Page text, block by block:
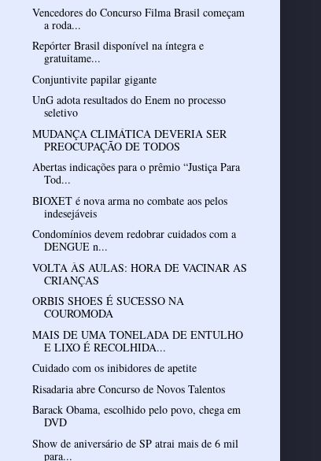
Vencedores do Concurso Filma Brasil começam
a roda...
Repórter Brasil disponível na íntegra e
gratuitame...
Conjuntivite papilar gigante
UnG adota resultados do Enem no processo
seletivo
MUDANÇA CLIMÁTICA DEVERIA SER
PREOCUPAÇÃO DE TODOS
Abertas indicações para o prêmio “Justiça Para
Tod...
BIOXET é nova arma no combate aos pelos
indesejáveis
Condomínios devem redobrar cuidados com a
DENGUE n...
VOLTA ÀS AULAS: HORA DE VACINAR AS
CRIANÇAS
ORBIS SHOES É SUCESSO NA
COUROMODA
MAIS DE UMA TONELADA DE ENTULHO
E LIXO É RECOLHIDA...
Cuidado com os inibidores de apetite
Risadaria abre Concurso de Novos Talentos
Barack Obama, escolhido pelo povo, chega em
DVD
Show de aniversário de SP atrai mais de 6 mil
para...